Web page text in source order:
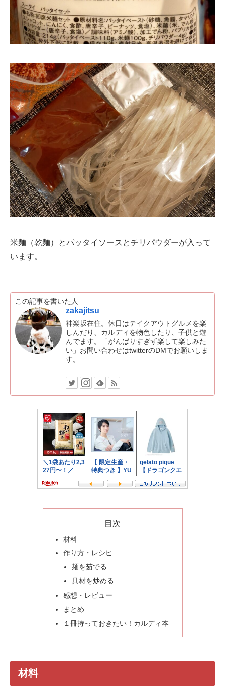
米麺（乾麺）とパッタイソースとチリパウダーが入って
います。
この記事を書いた人
zakajitsu
神楽坂在住。休日はテイクアウトグルメを楽
しんだり、カルディを物色したり、子供と遊
んでます。「がんばりすぎず楽して楽しみた
い」お問い合わせはtwitterのDMでお願いしま
す。
目次
材料
作り方・レシピ
麺を茹でる
具材を炒める
感想・レビュー
まとめ
１冊持っておきたい！カルディ本
材料